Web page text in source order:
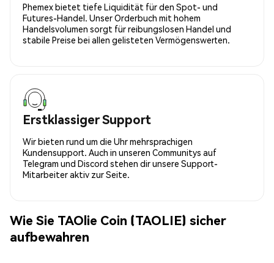
Phemex bietet tiefe Liquidität für den Spot- und
Futures-Handel. Unser Orderbuch mit hohem
Handelsvolumen sorgt für reibungslosen Handel und
stabile Preise bei allen gelisteten Vermögenswerten.
Erstklassiger Support
Wir bieten rund um die Uhr mehrsprachigen
Kundensupport. Auch in unseren Communitys auf
Telegram und Discord stehen dir unsere Support-
Mitarbeiter aktiv zur Seite.
Wie Sie TAOlie Coin (TAOLIE) sicher
aufbewahren